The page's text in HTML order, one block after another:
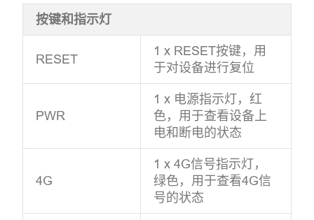
按键和指示灯
RESET
1 x RESET按键，用
于对设备进行复位
PWR
1 x 电源指示灯，红
色，用于查看设备上
电和断电的状态
4G
1 x 4G信号指示灯，
绿色，用于查看4G信
号的状态